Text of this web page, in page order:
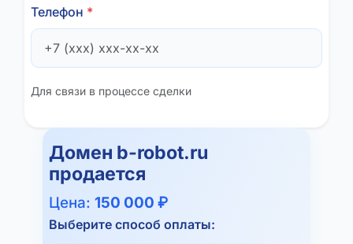
Телефон *
Для связи в процессе сделки
Домен b-robot.ru
продается
Цена: 150 000 ₽
Выберите способ оплаты: